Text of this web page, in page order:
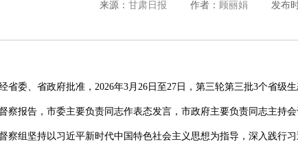
来源： 甘肃日报 作者： 顾丽娟 发布
省委、省政府批准，2026年3月26日至27日，第三轮第三批3个省级
察报告，市委主要负责同志作表态发言，市政府主要负责同志主持会
察组坚持以习近平新时代中国特色社会主义思想为指导，深入践行